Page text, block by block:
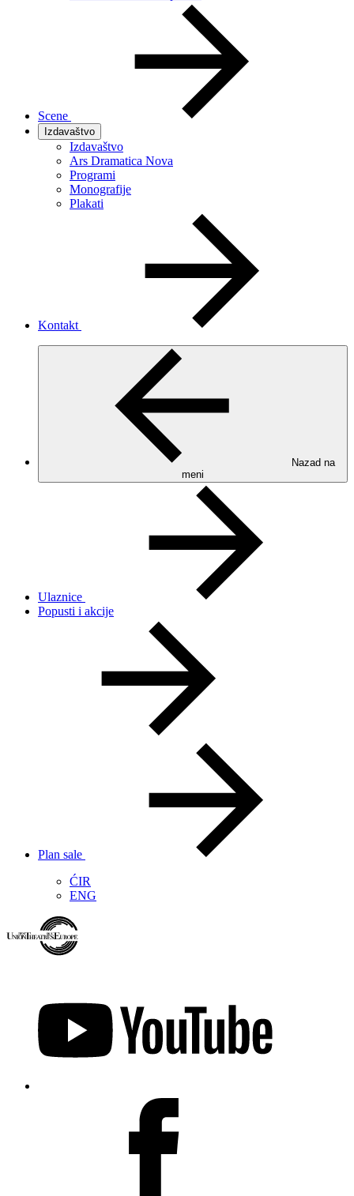
Scene
Izdavaštvo
Izdavaštvo
Ars Dramatica Nova
Programi
Monografije
Plakati
Kontakt
Nazad na
meni
Ulaznice
Popusti i akcije
Plan sale
ĆIR
ENG